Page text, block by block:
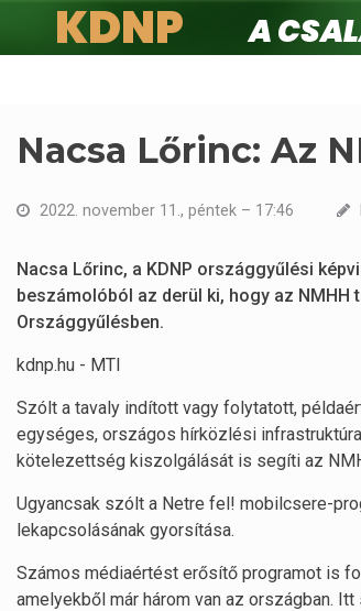
KDNP
A családokért.
Nacsa Lőrinc: Az
2022. november 11., péntek – 17:46
Nacsa Lőrinc, a KDNP országgyűlési
beszámolóból az derül ki, hogy az
Országgyűlésben.
kdnp.hu - MTI
Szólt a tavaly indított vagy folytatott,
egységes, országos hírközlési
kötelezettség kiszolgálását is segíti az
Ugyancsak szólt a Netre fel! mobilcsere-
lekapcsolásának gyorsítása.
Számos médiaértést erősítő programot is
amelyekből már három van az országban.